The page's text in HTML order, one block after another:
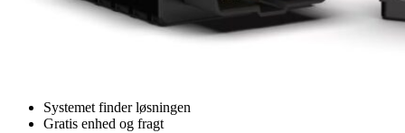
Systemet finder løsningen
Gratis enhed og fragt